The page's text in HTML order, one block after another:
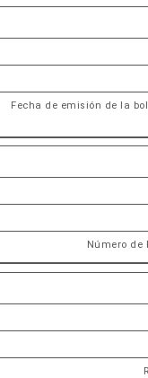
Tipo
Fecha de emisión de la
Número de